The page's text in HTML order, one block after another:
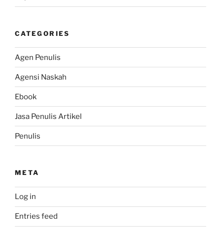
CATEGORIES
Agen Penulis
Agensi Naskah
Ebook
Jasa Penulis Artikel
Penulis
META
Log in
Entries feed